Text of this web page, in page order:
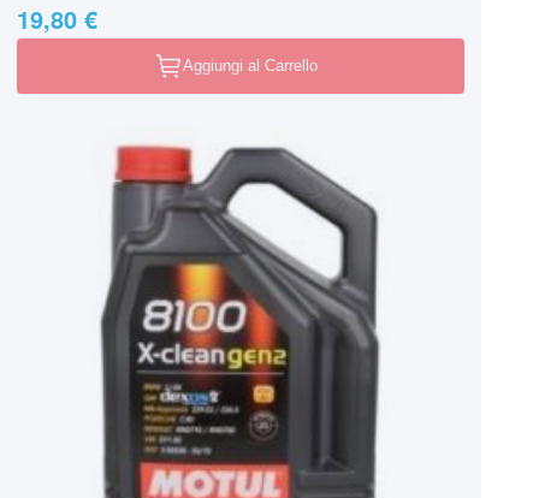
19,80 €
Aggiungi al Carrello